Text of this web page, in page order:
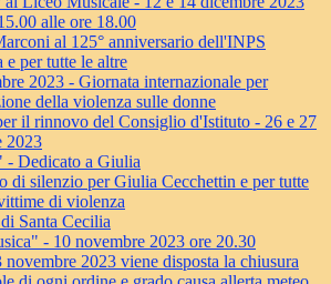
alle ore 18.00
al 125° anniversario dell'INPS
e per tutte le altre
2023 - Giornata internazionale per
della violenza sulle donne
il rinnovo del Consiglio d'Istituto - 26 e 27
2023
- Dedicato a Giulia
di silenzio per Giulia Cecchettin e per tutte
di violenza
Santa Cecilia
- 10 novembre 2023 ore 20.30
2023 viene disposta la chiusura